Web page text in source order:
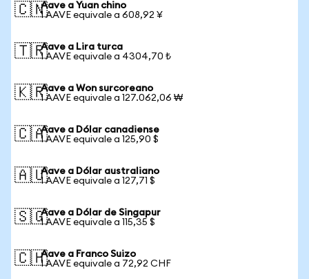
🇨🇳Aave a Yuan chino
1 AAVE equivale a 608,92 ¥
🇹🇷Aave a Lira turca
1 AAVE equivale a 4304,70 ₺
🇰🇷Aave a Won surcoreano
1 AAVE equivale a 127.062,06 ₩
🇨🇦Aave a Dólar canadiense
1 AAVE equivale a 125,90 $
🇦🇺Aave a Dólar australiano
1 AAVE equivale a 127,71 $
🇸🇬Aave a Dólar de Singapur
1 AAVE equivale a 115,35 $
🇨🇭Aave a Franco Suizo
1 AAVE equivale a 72,92 CHF